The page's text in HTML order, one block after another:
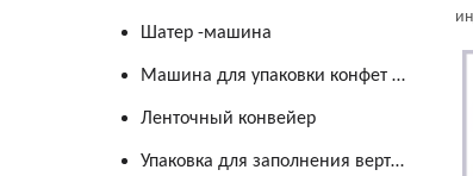
Шатер -машина
Машина для упаковки конфет и шоколада
Ленточный конвейер
Упаковка для заполнения вертикальной формы